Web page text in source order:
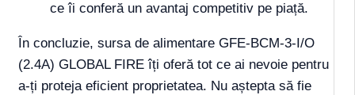
ce îi conferă un avantaj competitiv pe piață.
În concluzie, sursa de alimentare GFE-BCM-3-I/O
(2.4A) GLOBAL FIRE îți oferă tot ce ai nevoie pentru
a-ți proteja eficient proprietatea. Nu aștepta să fie